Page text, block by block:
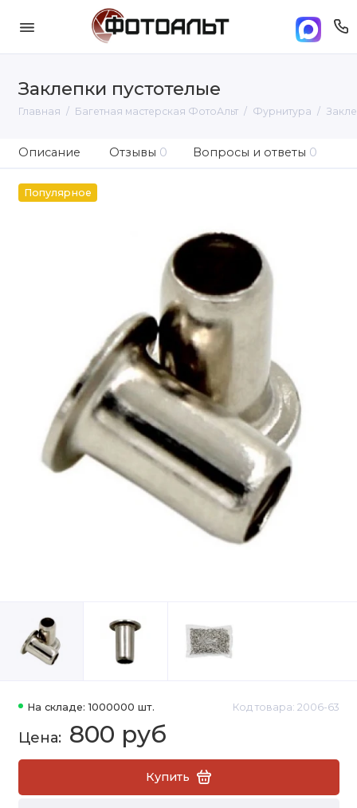
Заклепки пустотелые
Главная Багетная мастерская ФотоАльт Фурнитура
Описание Отзывы 0 Вопросы и ответы 0
Популярное
На складе: 1000000 шт. Код товара: 2006-63
800 руб
Купить